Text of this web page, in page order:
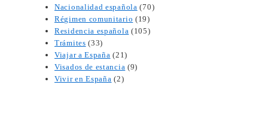
Nacionalidad española (70)
Régimen comunitario (19)
Residencia española (105)
Trámites (33)
Viajar a España (21)
Visados de estancia (9)
Vivir en España (2)